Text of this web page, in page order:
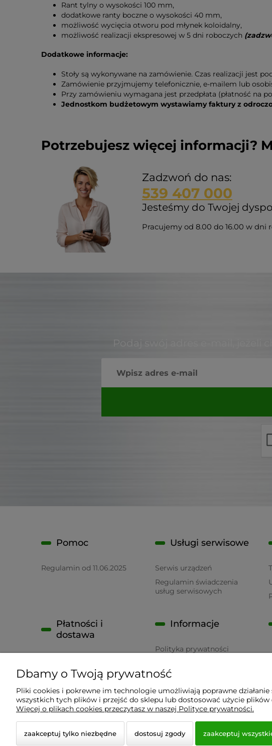
Rant tylny o wysokości 100 mm,
dodatkowe ranty boczne o wysokości 40 mm,
możliwość wycięcia otworu pod młynek koloidalny,
możliwość realizacji ekspresowej w 5 dni roboczych
Dodatkowe informacje:
Stoły są wykonywane na zamówienie. Czas realizacji jest
Zamówienie przyjmujemy telefonicznie, e-mailem lub
Przy zamówieniu wymagana jest przedpłata (płatność na
Jednostkom budżetowym wystawiamy faktury z
Potrzebujesz więcej informacji?
Zadzwoń do nas:
539 407 000
Jesteśmy do Twojej
Pracujemy od 8.00 do 16.00 w dni
Podaj swój adres e-mail, jeżeli
Pomoc
Regulamin od 11.06.2025
Usługi serwisowe
Serwis urządzeń
Regulamin świadczenia
usług serwisowych
Płatności i
dostawa
Czas realizacji zamówienia
Informacje
Polityka prywatności
Wyposażenie Gastronomii - Projekty Technologiczne - Sklep
Dbamy o Twoją prywatność
Pliki cookies i pokrewne im technologie umożliwiają poprawne
wszystkich tych plików i przejść do sklepu lub dostosować użycie
Więcej o plikach cookies przeczytasz w naszej Polityce prywatności.
zaakceptuj tylko niezbędne dostosuj zgody zaakceptuj